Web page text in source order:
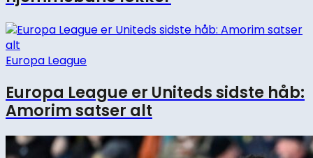
Europa League
Europa League er Uniteds sidste håb:
Amorim satser alt